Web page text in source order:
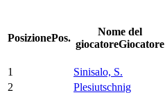
PosizionePos.
Nome del
giocatoreGiocatore
1
Sinisalo, S.
2
Plesiutschnig